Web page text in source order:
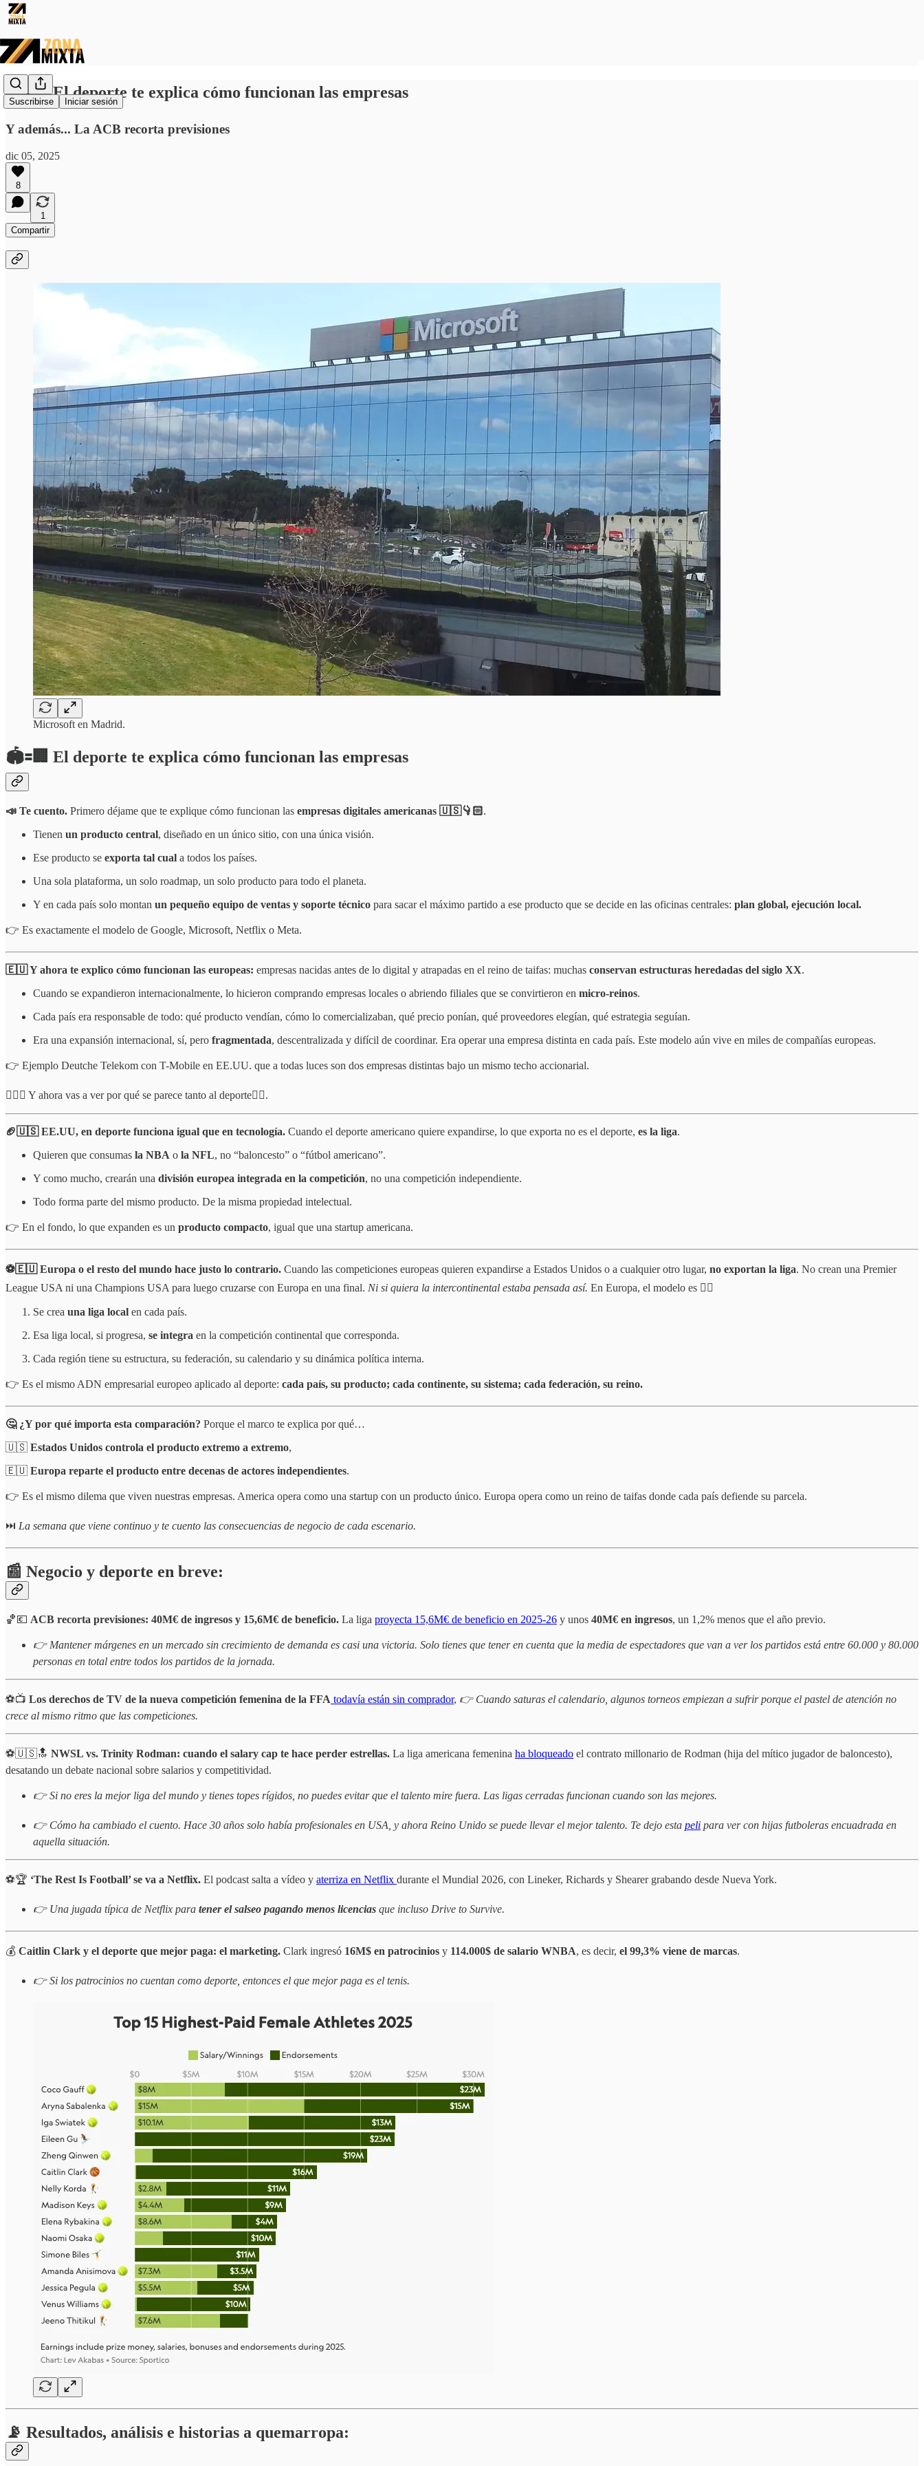
Suscribirse Iniciar sesión
🏟️🟰🏢 El deporte te explica cómo funcionan las empresas
Y además... La ACB recorta previsiones
dic 05, 2025
8
1
Compartir
Microsoft en Madrid.
🏟️🟰🏢 El deporte te explica cómo funcionan las empresas
📣 Te cuento. Primero déjame que te explique cómo funcionan las empresas digitales americanas 🇺🇸👇🏻.
Tienen un producto central, diseñado en un único sitio, con una única visión.
Ese producto se exporta tal cual a todos los países.
Una sola plataforma, un solo roadmap, un solo producto para todo el planeta.
Y en cada país solo montan un pequeño equipo de ventas y soporte técnico para sacar el máximo partido a ese producto que se decide en las oficinas centrales: plan global, ejecución local.
👉 Es exactamente el modelo de Google, Microsoft, Netflix o Meta.
🇪🇺 Y ahora te explico cómo funcionan las europeas: empresas nacidas antes de lo digital y atrapadas en el reino de taifas: muchas conservan estructuras heredadas del siglo XX.
Cuando se expandieron internacionalmente, lo hicieron comprando empresas locales o abriendo filiales que se convirtieron en micro-reinos.
Cada país era responsable de todo: qué producto vendían, cómo lo comercializaban, qué precio ponían, qué proveedores elegían, qué estrategia seguían.
Era una expansión internacional, sí, pero fragmentada, descentralizada y difícil de coordinar. Era operar una empresa distinta en cada país. Este modelo aún vive en miles de compañías europeas.
👉 Ejemplo Deutche Telekom con T-Mobile en EE.UU. que a todas luces son dos empresas distintas bajo un mismo techo accionarial.
⛹🏼‍♀️ Y ahora vas a ver por qué se parece tanto al deporte👇🏻.
🏈🇺🇸 EE.UU, en deporte funciona igual que en tecnología. Cuando el deporte americano quiere expandirse, lo que exporta no es el deporte, es la liga.
Quieren que consumas la NBA o la NFL, no “baloncesto” o “fútbol americano”.
Y como mucho, crearán una división europea integrada en la competición, no una competición independiente.
Todo forma parte del mismo producto. De la misma propiedad intelectual.
👉 En el fondo, lo que expanden es un producto compacto, igual que una startup americana.
⚽🇪🇺 Europa o el resto del mundo hace justo lo contrario. Cuando las competiciones europeas quieren expandirse a Estados Unidos o a cualquier otro lugar, no exportan la liga. No crean una Premier
League USA ni una Champions USA para luego cruzarse con Europa en una final. Ni si quiera la intercontinental estaba pensada así. En Europa, el modelo es 👇🏻
Se crea una liga local en cada país.
Esa liga local, si progresa, se integra en la competición continental que corresponda.
Cada región tiene su estructura, su federación, su calendario y su dinámica política interna.
👉 Es el mismo ADN empresarial europeo aplicado al deporte: cada país, su producto; cada continente, su sistema; cada federación, su reino.
🤔 ¿Y por qué importa esta comparación? Porque el marco te explica por qué…
🇺🇸 Estados Unidos controla el producto extremo a extremo,
🇪🇺 Europa reparte el producto entre decenas de actores independientes.
👉 Es el mismo dilema que viven nuestras empresas. America opera como una startup con un producto único. Europa opera como un reino de taifas donde cada país defiende su parcela.
⏭️ La semana que viene continuo y te cuento las consecuencias de negocio de cada escenario.
📰 Negocio y deporte en breve:
🏀💶 ACB recorta previsiones: 40M€ de ingresos y 15,6M€ de beneficio. La liga proyecta 15,6M€ de beneficio en 2025-26 y unos 40M€ en ingresos, un 1,2% menos que el año previo.
👉 Mantener márgenes en un mercado sin crecimiento de demanda es casi una victoria. Solo tienes que tener en cuenta que la media de espectadores que van a ver los partidos está entre 60.000 y 80.000
personas en total entre todos los partidos de la jornada.
⚽📺 Los derechos de TV de la nueva competición femenina de la FFA todavía están sin comprador, 👉 Cuando saturas el calendario, algunos torneos empiezan a sufrir porque el pastel de atención no
crece al mismo ritmo que las competiciones.
⚽🇺🇸🔝 NWSL vs. Trinity Rodman: cuando el salary cap te hace perder estrellas. La liga americana femenina ha bloqueado el contrato millonario de Rodman (hija del mítico jugador de baloncesto),
desatando un debate nacional sobre salarios y competitividad.
👉 Si no eres la mejor liga del mundo y tienes topes rígidos, no puedes evitar que el talento mire fuera. Las ligas cerradas funcionan cuando son las mejores.
👉 Cómo ha cambiado el cuento. Hace 30 años solo había profesionales en USA, y ahora Reino Unido se puede llevar el mejor talento. Te dejo esta peli para ver con hijas futboleras encuadrada en
aquella situación.
⚽️🏆 ‘The Rest Is Football’ se va a Netflix. El podcast salta a vídeo y aterriza en Netflix durante el Mundial 2026, con Lineker, Richards y Shearer grabando desde Nueva York.
👉 Una jugada típica de Netflix para tener el salseo pagando menos licencias que incluso Drive to Survive.
💰 Caitlin Clark y el deporte que mejor paga: el marketing. Clark ingresó 16M$ en patrocinios y 114.000$ de salario WNBA, es decir, el 99,3% viene de marcas.
👉 Si los patrocinios no cuentan como deporte, entonces el que mejor paga es el tenis.
📡 Resultados, análisis e historias a quemarropa: